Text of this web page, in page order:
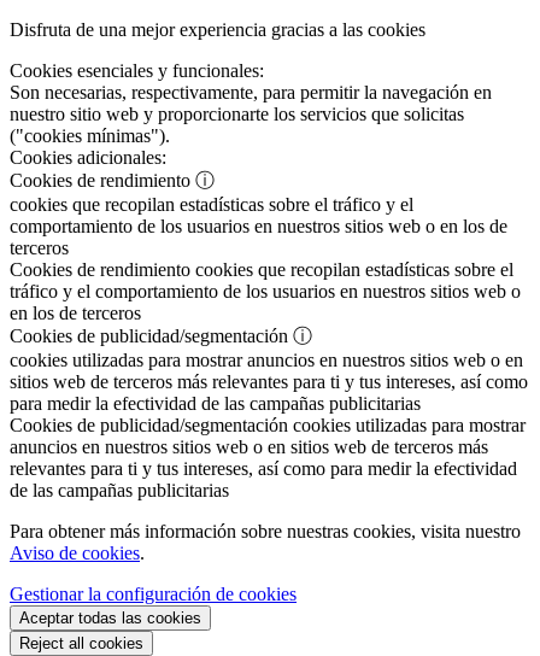
Disfruta de una mejor experiencia gracias a las cookies
Cookies esenciales y funcionales:
Son necesarias, respectivamente, para permitir la navegación en
nuestro sitio web y proporcionarte los servicios que solicitas
("cookies mínimas").
Cookies adicionales:
Cookies de rendimiento ⓘ
cookies que recopilan estadísticas sobre el tráfico y el
comportamiento de los usuarios en nuestros sitios web o en los de
terceros
Cookies de rendimiento cookies que recopilan estadísticas sobre el
tráfico y el comportamiento de los usuarios en nuestros sitios web o
en los de terceros
Cookies de publicidad/segmentación ⓘ
cookies utilizadas para mostrar anuncios en nuestros sitios web o en
sitios web de terceros más relevantes para ti y tus intereses, así como
para medir la efectividad de las campañas publicitarias
Cookies de publicidad/segmentación cookies utilizadas para mostrar
anuncios en nuestros sitios web o en sitios web de terceros más
relevantes para ti y tus intereses, así como para medir la efectividad
de las campañas publicitarias
Para obtener más información sobre nuestras cookies, visita nuestro
Aviso de cookies.
Gestionar la configuración de cookies
Aceptar todas las cookies
Reject all cookies